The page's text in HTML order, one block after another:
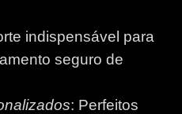
indispensável para
seguro de
: Perfeitos